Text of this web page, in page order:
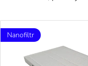
V
Nanofiltr